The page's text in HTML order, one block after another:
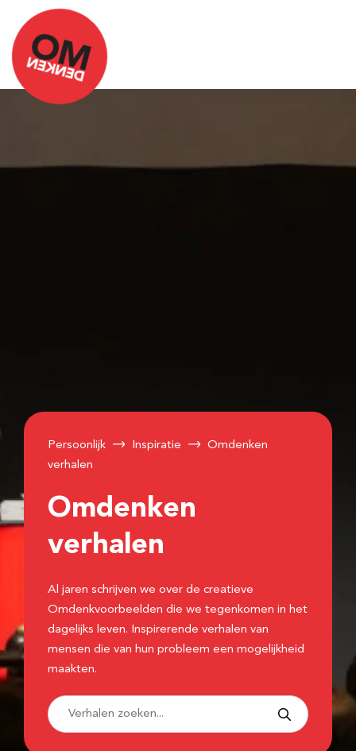
Persoonlijk Inspiratie
Omdenken
verhalen
Omdenken
verhalen
Al jaren schrijven we over de creatieve
Omdenkvoorbeelden die we tegenkomen in het
dagelijks leven. Inspirerende verhalen van
mensen die van hun probleem een mogelijkheid
maakten.